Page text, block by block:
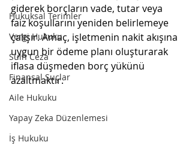
Hukuksal Terimler
Vergi Hukuku
Sulh Ceza
Finansal Suçlar
Aile Hukuku
Yapay Zeka Düzenlemesi
İş Hukuku
giderek borçların vade, tutar veya
faiz koşullarını yeniden belirlemeye
çalışır. Amaç, işletmenin nakit akışına
uygun bir ödeme planı oluşturarak
iflasa düşmeden borç yükünü
azaltmaktır.